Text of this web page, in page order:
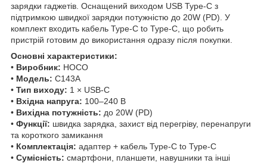
зарядки гаджетів. Оснащений виходом USB Type-C з
підтримкою швидкої зарядки потужністю до 20W (PD). У
комплект входить кабель Type-C to Type-C, що робить
пристрій готовим до використання одразу після покупки.
Основні характеристики:
• Виробник: HOCO
• Модель: C143A
• Тип виходу: 1 × USB-C
• Вхідна напруга: 100–240 В
• Вихідна потужність: до 20W (PD)
• Функції: швидка зарядка, захист від перегріву, перенапруги
та короткого замикання
• Комплектація: адаптер + кабель Type-C to Type-C
• Сумісність: смартфони, планшети, навушники та інші